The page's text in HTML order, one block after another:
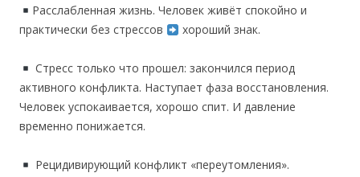
Расслабленная жизнь. Человек живёт спокойно и
практически без стрессов
хороший знак.
Стресс только что прошел: закончился период
активного конфликта. Наступает фаза восстановления.
Человек успокаивается, хорошо спит. И давление
временно понижается.
Рецидивирующий конфликт «переутомления».